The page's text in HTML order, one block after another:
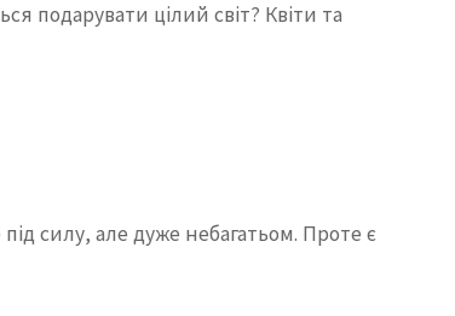
подарувати цілий світ? Квіти та
силу, але дуже небагатьом. Проте є